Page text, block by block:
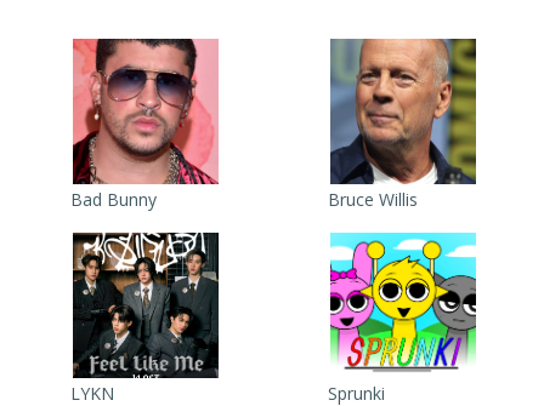
Bad Bunny Bruce Willis
LYKN Sprunki